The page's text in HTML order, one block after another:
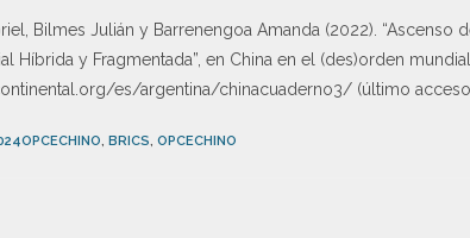
Bilmes Julián y Barrenengoa Amanda (2022).
Híbrida y Fragmentada”, en China en el (des)orden
es/argentina/chinacuaderno3/ (último
, BRICS, OPCECHINO